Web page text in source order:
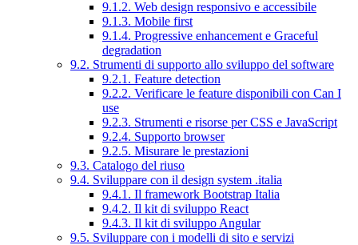
9.1.2. Web design responsivo e accessibile
9.1.3. Mobile first
9.1.4. Progressive enhancement e Graceful
degradation
9.2. Strumenti di supporto allo sviluppo del software
9.2.1. Feature detection
9.2.2. Verificare le feature disponibili con Can I
use
9.2.3. Strumenti e risorse per CSS e JavaScript
9.2.4. Supporto browser
9.2.5. Misurare le prestazioni
9.3. Catalogo del riuso
9.4. Sviluppare con il design system .italia
9.4.1. Il framework Bootstrap Italia
9.4.2. Il kit di sviluppo React
9.4.3. Il kit di sviluppo Angular
9.5. Sviluppare con i modelli di sito e servizi